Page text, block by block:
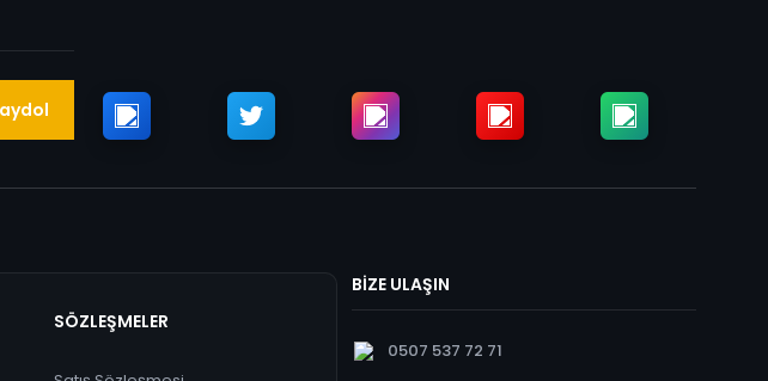
SÖZLEŞMELER
BİZE ULAŞIN
0507 537 72 71